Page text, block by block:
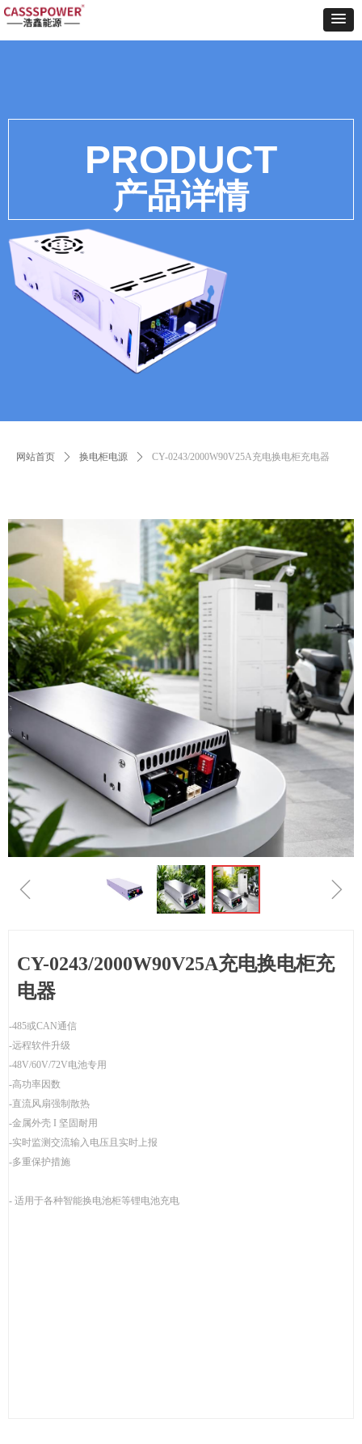
网站首页 ꄲ 换电柜电源 ꄲ CY-0243/2000W90V25A充电换电柜充电器
ꁆ ꁇ
CY-0243/2000W90V25A充电换电柜充
电器
-485或CAN通信
-远程软件升级
-48V/60V/72V电池专用
-高功率因数
-直流风扇强制散热
-金属外壳 I 坚固耐用
-实时监测交流输入电压且实时上报
-多重保护措施
- 适用于各种智能换电池柜等锂电池充电
Control Render
PRODUCT
产品详情